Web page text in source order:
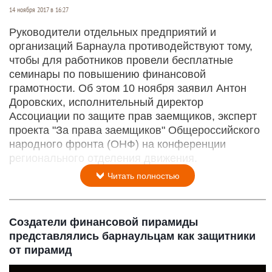
14 ноября 2017 в 16:27
Руководители отдельных предприятий и
организаций Барнаула противодействуют тому,
чтобы для работников провели бесплатные
семинары по повышению финансовой
грамотности. Об этом 10 ноября заявил Антон
Доровских, исполнительный директор
Ассоциации по защите прав заемщиков, эксперт
проекта "За права заемщиков" Общероссийского
народного фронта (ОНФ) на конференции
регионального отделения движения.
Читать полностью
Создатели финансовой пирамиды
представлялись барнаульцам как защитники
от пирамид